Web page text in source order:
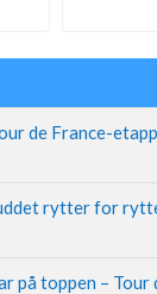
de France-
rytter for
på toppen – Tour